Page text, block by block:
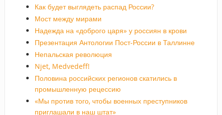
Как будет выглядеть распад России?
Мост между мирами
Надежда на «доброго царя» у россиян в крови
Презентация Антологии Пост-России в Таллинне
Непальская революция
Njet, Medvedeff!
Половина российских регионов скатились в
промышленную рецессию
«Мы против того, чтобы военных преступников
приглашали в наш штат»